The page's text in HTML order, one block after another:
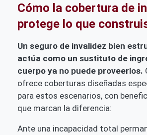
Cómo la cobertura de
protege lo que
Un seguro de invalidez bien
actúa como un sustituto de
cuerpo ya no puede proveerlos.
ofrece coberturas diseñadas
para estos escenarios, con
que marcan la diferencia:
Ante una incapacidad total